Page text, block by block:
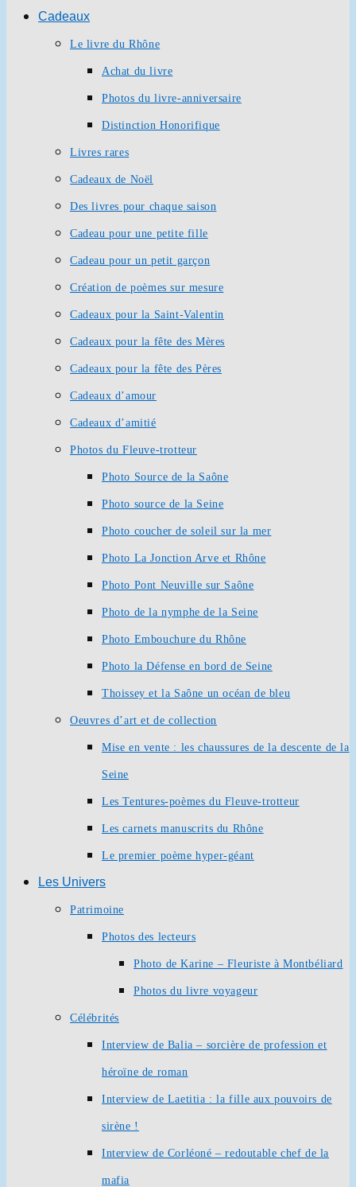
Cadeaux
Le livre du Rhône
Achat du livre
Photos du livre-anniversaire
Distinction Honorifique
Livres rares
Cadeaux de Noël
Des livres pour chaque saison
Cadeau pour une petite fille
Cadeau pour un petit garçon
Création de poèmes sur mesure
Cadeaux pour la Saint-Valentin
Cadeaux pour la fête des Mères
Cadeaux pour la fête des Pères
Cadeaux d’amour
Cadeaux d’amitié
Photos du Fleuve-trotteur
Photo Source de la Saône
Photo source de la Seine
Photo coucher de soleil sur la mer
Photo La Jonction Arve et Rhône
Photo Pont Neuville sur Saône
Photo de la nymphe de la Seine
Photo Embouchure du Rhône
Photo la Défense en bord de Seine
Thoissey et la Saône un océan de bleu
Oeuvres d’art et de collection
Mise en vente : les chaussures de la descente de la
Seine
Les Tentures-poèmes du Fleuve-trotteur
Les carnets manuscrits du Rhône
Le premier poème hyper-géant
Les Univers
Patrimoine
Photos des lecteurs
Photo de Karine – Fleuriste à Montbéliard
Photos du livre voyageur
Célébrités
Interview de Balia – sorcière de profession et
héroïne de roman
Interview de Laetitia : la fille aux pouvoirs de
sirène !
Interview de Corléoné – redoutable chef de la
mafia